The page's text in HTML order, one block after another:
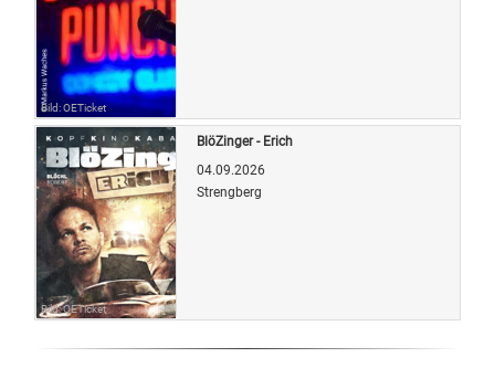
Bild: OETicket
Bild: OETicket
BlöZinger - Erich
04.09.2026
Strengberg